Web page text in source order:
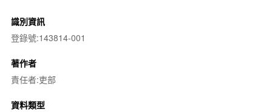
識別資訊
登錄號:143814-001
著作者
責任者:吏部
資料類型